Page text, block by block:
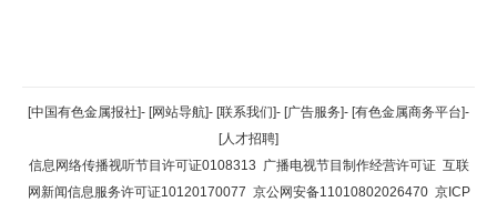
返回顶部
返回首页
[中国有色金属报社]- [网站导航]- [联系我们]- [广告服务]- [有色金属商务平台]-
[人才招聘]
信息网络传播视听节目许可证0108313 广播电视节目制作经营许可证 互联
网新闻信息服务许可证10120170077 京公网安备11010802026470 京ICP